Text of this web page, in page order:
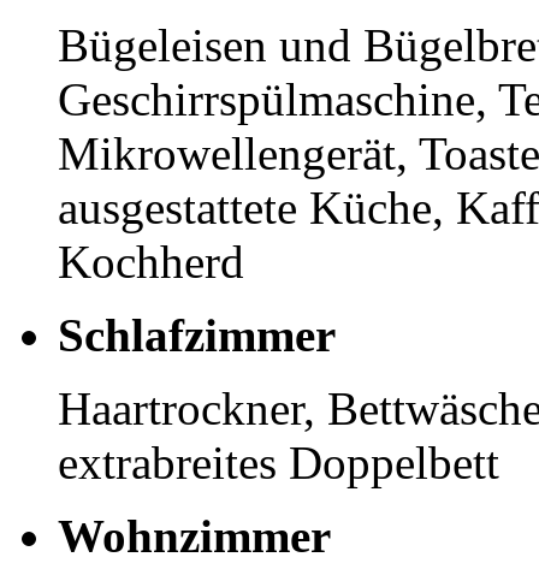
Bügeleisen und
Geschirrspülmaschine,
Mikrowellengerät,
ausgestattete Küche,
Kochherd
Schlafzimmer
Haartrockner,
extrabreites Doppelbett
Wohnzimmer